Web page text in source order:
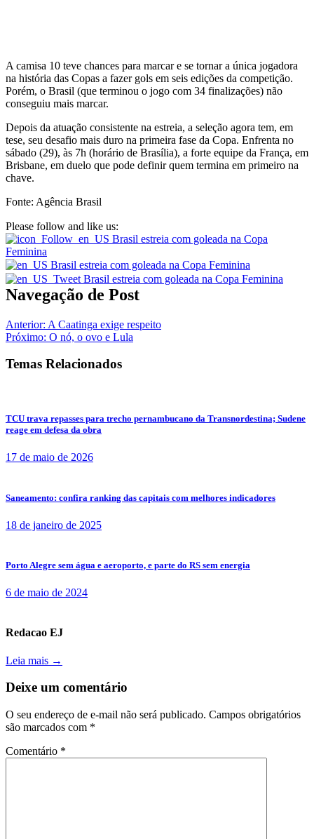
A camisa 10 teve chances para marcar e se tornar a única jogadora
na história das Copas a fazer gols em seis edições da competição.
Porém, o Brasil (que terminou o jogo com 34 finalizações) não
conseguiu mais marcar.
Depois da atuação consistente na estreia, a seleção agora tem, em
tese, seu desafio mais duro na primeira fase da Copa. Enfrenta no
sábado (29), às 7h (horário de Brasília), a forte equipe da França, em
Brisbane, em duelo que pode definir quem termina em primeiro na
chave.
Fonte: Agência Brasil
Please follow and like us:
Navegação de Post
Anterior: A Caatinga exige respeito
Próximo: O nó, o ovo e Lula
Temas Relacionados
TCU trava repasses para trecho pernambucano da Transnordestina; Sudene
reage em defesa da obra
17 de maio de 2026
Saneamento: confira ranking das capitais com melhores indicadores
18 de janeiro de 2025
Porto Alegre sem água e aeroporto, e parte do RS sem energia
6 de maio de 2024
Redacao EJ
Leia mais →
Deixe um comentário
O seu endereço de e-mail não será publicado. Campos obrigatórios
são marcados com *
Comentário *